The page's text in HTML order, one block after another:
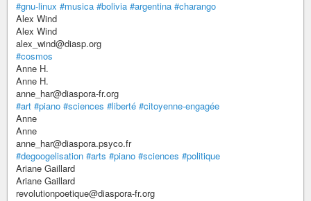
#gnu-linux #musica #bolivia #argentina #charango
Alex Wind
Alex Wind
alex_wind@diasp.org
#cosmos
Anne H.
Anne H.
anne_har@diaspora-fr.org
#art #piano #sciences #liberté #citoyenne-engagée
Anne
Anne
anne_har@diaspora.psyco.fr
#degoogelisation #arts #piano #sciences #politique
Ariane Gaillard
Ariane Gaillard
revolutionpoetique@diaspora-fr.org